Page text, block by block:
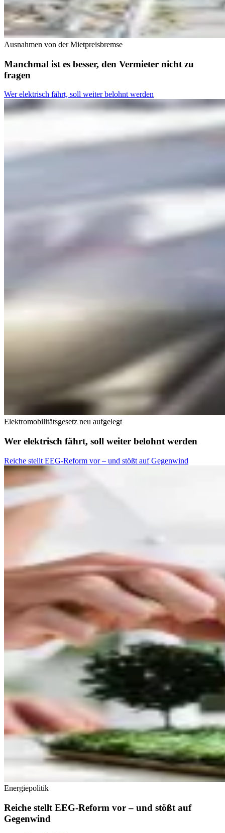
Ausnahmen von der Mietpreisbremse
Manchmal ist es besser, den Vermieter nicht zu
fragen
Wer elektrisch fährt, soll weiter belohnt werden
Elektromobilitätsgesetz neu aufgelegt
Wer elektrisch fährt, soll weiter belohnt werden
Reiche stellt EEG-Reform vor – und stößt auf Gegenwind
Energiepolitik
Reiche stellt EEG-Reform vor – und stößt auf
Gegenwind